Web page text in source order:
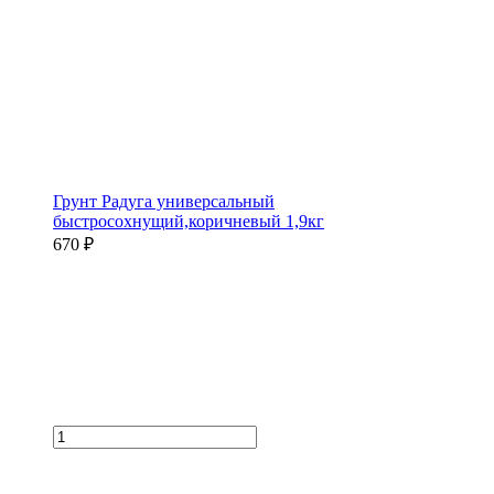
Грунт Радуга универсальный
быстросохнущий,коричневый 1,9кг
670 ₽